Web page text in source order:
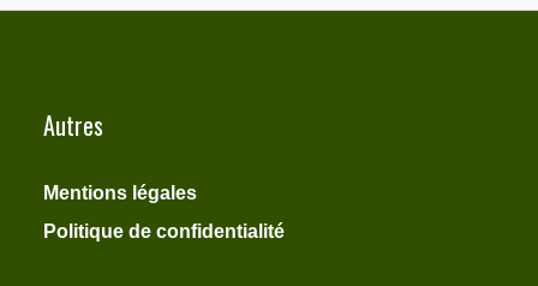
Autres
Mentions légales
Politique de confidentialité